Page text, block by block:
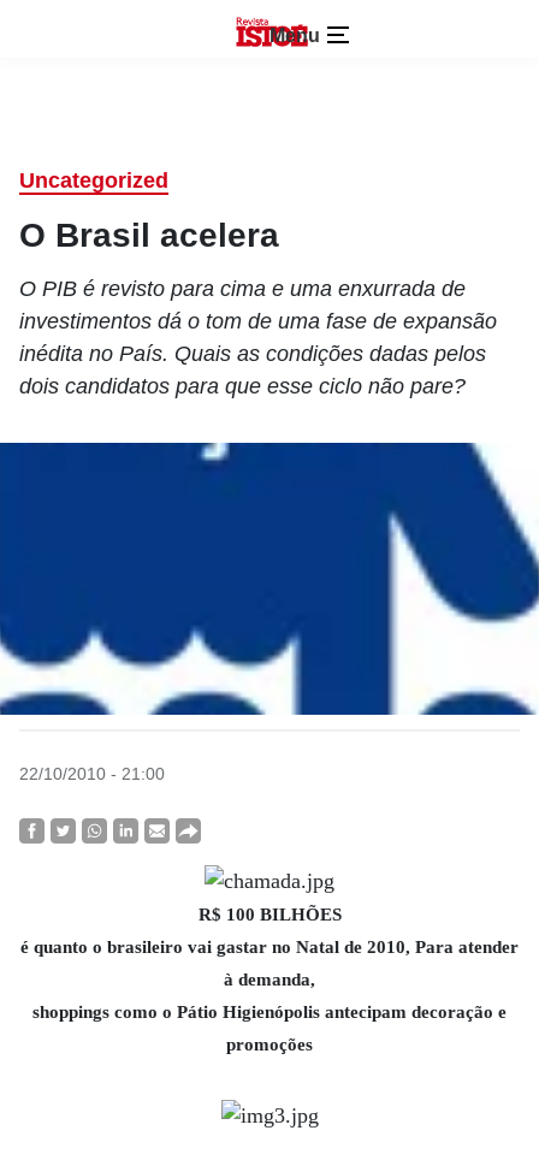
Menu
Uncategorized
O Brasil acelera
O PIB é revisto para cima e uma enxurrada de
investimentos dá o tom de uma fase de expansão
inédita no País. Quais as condições dadas pelos
dois candidatos para que esse ciclo não pare?
22/10/2010 - 21:00
R$ 100 BILHÕES
é quanto o brasileiro vai gastar no Natal de 2010, Para atender
à demanda,
shoppings como o Pátio Higienópolis antecipam decoração e
promoções